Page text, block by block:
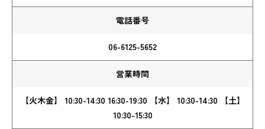
電話番号
06-6125-5652
営業時間
【火木金】 10:30-14:30 16:30-19:30 【水】 10:30-14:30 【土】
10:30-15:30